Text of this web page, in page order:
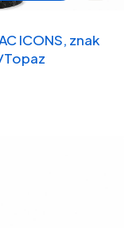
ICONS, znak
Topaz